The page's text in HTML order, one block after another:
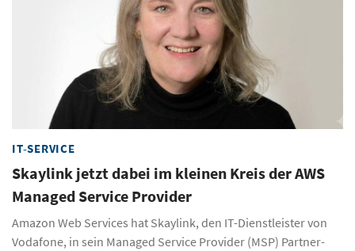
IT-SERVICE
Skaylink jetzt dabei im kleinen Kreis der AWS
Managed Service Provider
Amazon Web Services hat Skaylink, den IT-Dienstleister von
Vodafone, in sein Managed Service Provider (MSP) Partner-